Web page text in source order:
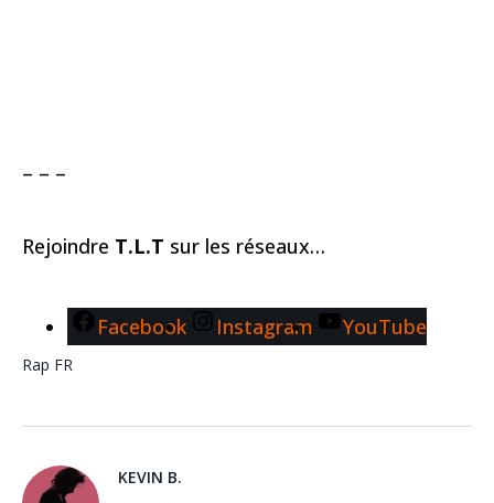
– – –
Rejoindre T.L.T sur les réseaux…
Facebook Instagram YouTube
Rap FR
KEVIN B.